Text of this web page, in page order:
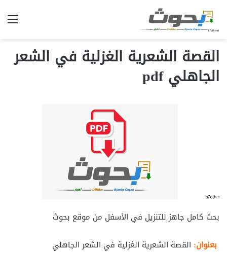
القصة الشعرية الغزلية في الشعر
الجاهلي pdf
بحث كامل جاهز للتنزيل في الأسفل من موقع بحوث
بعنوان: القصة الشعرية الغزلية في الشعر الجاهلي